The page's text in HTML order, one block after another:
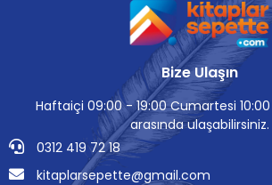
Bize Ulaşın
Haftaiçi 09:00 - 19:00 Cumartesi
arasında ulaşabilirsiniz.
0312 419 72 18
kitaplarsepette@gmail.com